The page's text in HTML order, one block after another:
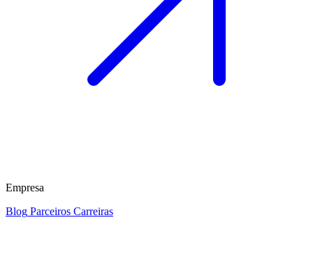
Empresa
Blog Parceiros Carreiras